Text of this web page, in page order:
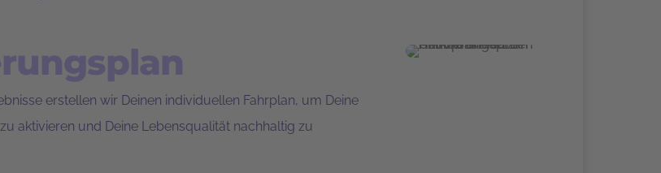
erstellen wir Deinen individuellen Fahrplan, um Deine
aktivieren und Deine Lebensqualität nachhaltig zu